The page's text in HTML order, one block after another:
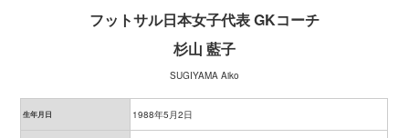
フットサル日本女子代表 GKコーチ
杉山 藍子
SUGIYAMA Aiko
生年月日 1988年5月2日